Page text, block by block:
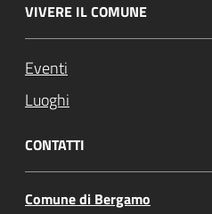
VIVERE IL COMUNE
Eventi
Luoghi
CONTATTI
Comune di Bergamo